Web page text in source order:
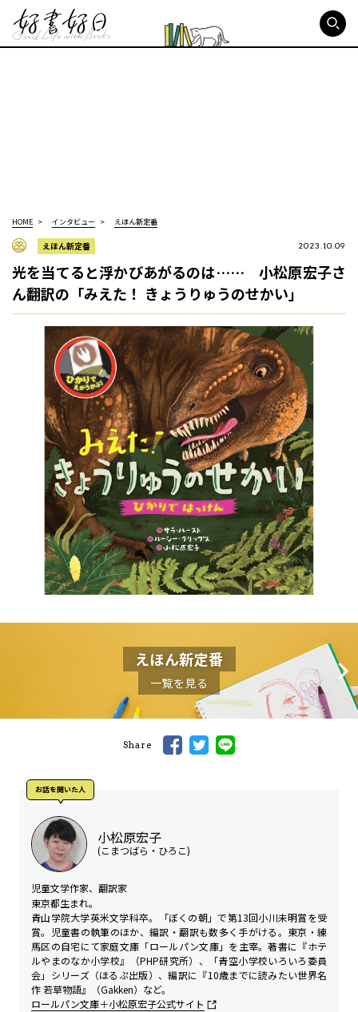
HOME インタビュー えほん新定番
えほん新定番 2023.10.09
光を当てると浮かびあがるのは…… 小松原宏子さ
ん翻訳の「みえた！ きょうりゅうのせかい」
えほん新定番
一覧を見る
Share
お話を聞いた⼈
小松原宏子
(こまつばら・ひろこ)
児童文学作家、翻訳家
東京都生まれ。
青山学院大学英米文学科卒。「ぼくの朝」で第13回小川未明賞を受
賞。児童書の執筆のほか、編訳・翻訳も数多く手がける。東京・練
馬区の自宅にて家庭文庫「ロールパン文庫」を主宰。著書に『ホテ
ルやまのなか小学校』（PHP研究所）、「青空小学校いろいろ委員
会」シリーズ（ほるぷ出版）、編訳に『10歳までに読みたい世界名
作 若草物語』（Gakken）など。
ロールパン文庫＋小松原宏子公式サイト